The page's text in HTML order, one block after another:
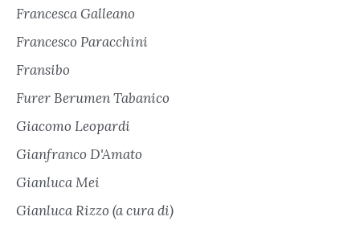
Francesca Galleano
Francesco Paracchini
Fransibo
Furer Berumen Tabanico
Giacomo Leopardi
Gianfranco D'Amato
Gianluca Mei
Gianluca Rizzo (a cura di)